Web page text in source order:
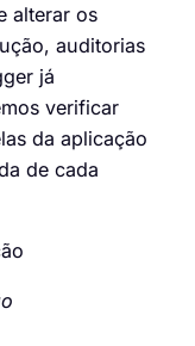
alterar os
auditorias
já
verificar
da aplicação
de cada